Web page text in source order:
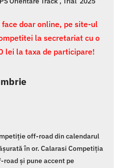
doar online, pe site-ul
la secretariat cu o
lei la taxa de participare!
off-road din calendarul
în or. Calarasi Competiția
și pune accent pe